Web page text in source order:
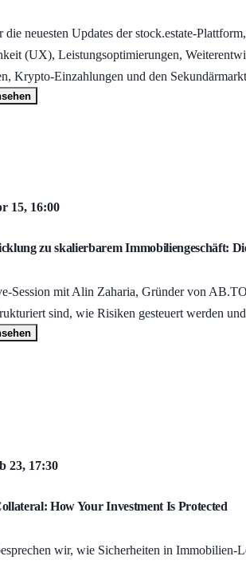
neuesten Updates der stock.estate-
(UX), Leistungsoptimierungen,
Krypto-Einzahlungen und den
15, 16:00
zu skalierbarem Immobiliengeschäft:
Session mit Alin Zaharia, Gründer von
sind, wie Risiken gesteuert werden
23, 17:30
How Your Investment Is Protected
wir, wie Sicherheiten in Immobilien-